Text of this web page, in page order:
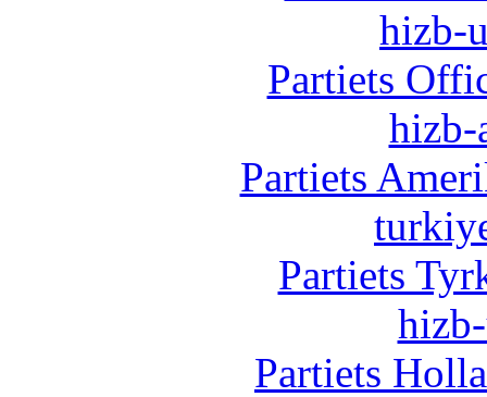
hizb-
Partiets
hizb-
Partiets
Partiets
Partiets